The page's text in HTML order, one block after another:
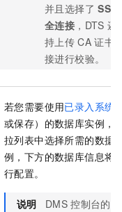
并且选择了 SSL
全连接 ，DTS 还
持上传 CA 证书
接进行校验。
若您需要使用已录入系统
或保存）的数据库实例，
拉列表中选择所需的数据
例，下方的数据库信息将
行配置。
说明 DMS 控制台的